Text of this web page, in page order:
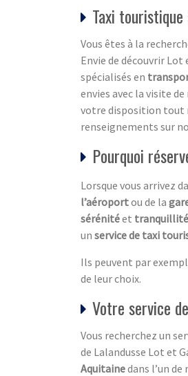
Taxi
Vous êtes à la
Envie de découvrir
spécialisés en
envies avec la visite
votre disposition tout
renseignements sur
Pourquoi
Lorsque vous arrivez
l’aéroportou de la
sérénitéet tranquillité
un service de taxi
Ils peuvent par
de leur choix.
Votre service
Vous recherchez un
de Lalandusse Lot et
Aquitainedans l’un